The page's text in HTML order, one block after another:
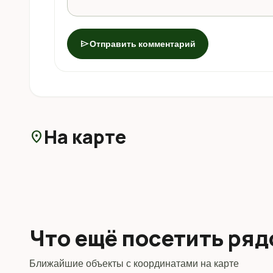
sendОтправить комментарий
location_on На карте
Что ещё посетить
Ближайшие объекты с координатами на карте